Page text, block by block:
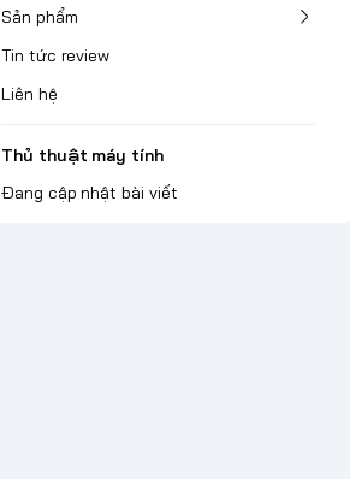
Sản phẩm
Tin tức review
Liên hệ
Thủ thuật máy tính
Đang cập nhật bài viết